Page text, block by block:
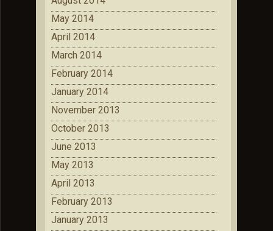
May 2014
April 2014
March 2014
February 2014
January 2014
November 2013
October 2013
June 2013
May 2013
April 2013
February 2013
January 2013